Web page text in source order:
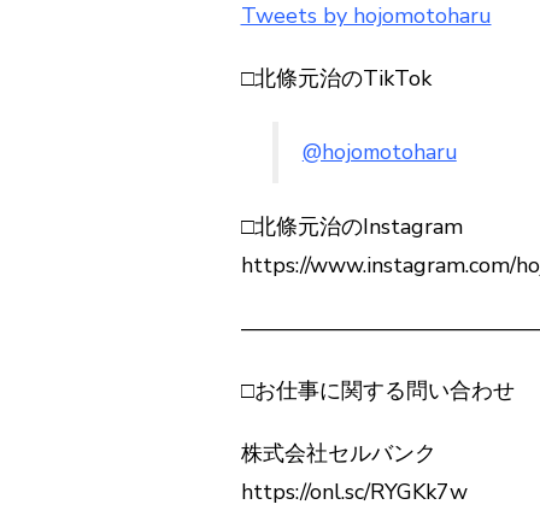
Tweets by hojomotoharu
□北條元治のTikTok
@hojomotoharu
□北條元治のInstagram
https://www.instagram.com/
□お仕事に関する問い合わせ
株式会社セルバンク
https://onl.sc/RYGKk7w